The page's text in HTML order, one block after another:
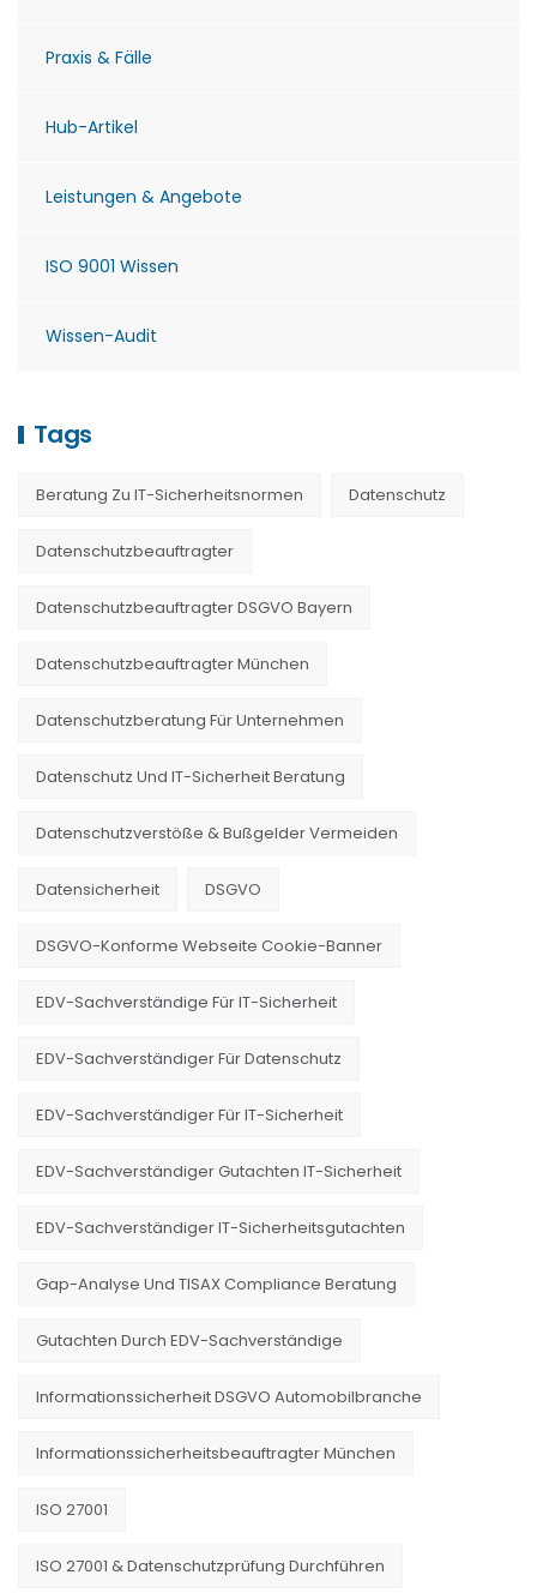
Praxis & Fälle
Hub-Artikel
Leistungen & Angebote
ISO 9001 Wissen
Wissen-Audit
Tags
Beratung Zu IT-Sicherheitsnormen Datenschutz
Datenschutzbeauftragter
Datenschutzbeauftragter DSGVO Bayern
Datenschutzbeauftragter München
Datenschutzberatung Für Unternehmen
Datenschutz Und IT-Sicherheit Beratung
Datenschutzverstöße & Bußgelder Vermeiden
Datensicherheit DSGVO
DSGVO-Konforme Webseite Cookie-Banner
EDV-Sachverständige Für IT-Sicherheit
EDV-Sachverständiger Für Datenschutz
EDV-Sachverständiger Für IT-Sicherheit
EDV-Sachverständiger Gutachten IT-Sicherheit
EDV-Sachverständiger IT-Sicherheitsgutachten
Gap-Analyse Und TISAX Compliance Beratung
Gutachten Durch EDV-Sachverständige
Informationssicherheit DSGVO Automobilbranche
Informationssicherheitsbeauftragter München
ISO 27001
ISO 27001 & Datenschutzprüfung Durchführen